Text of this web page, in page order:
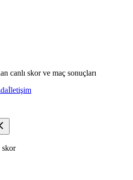
canlı skor ve maç sonuçları
İletişim
skor